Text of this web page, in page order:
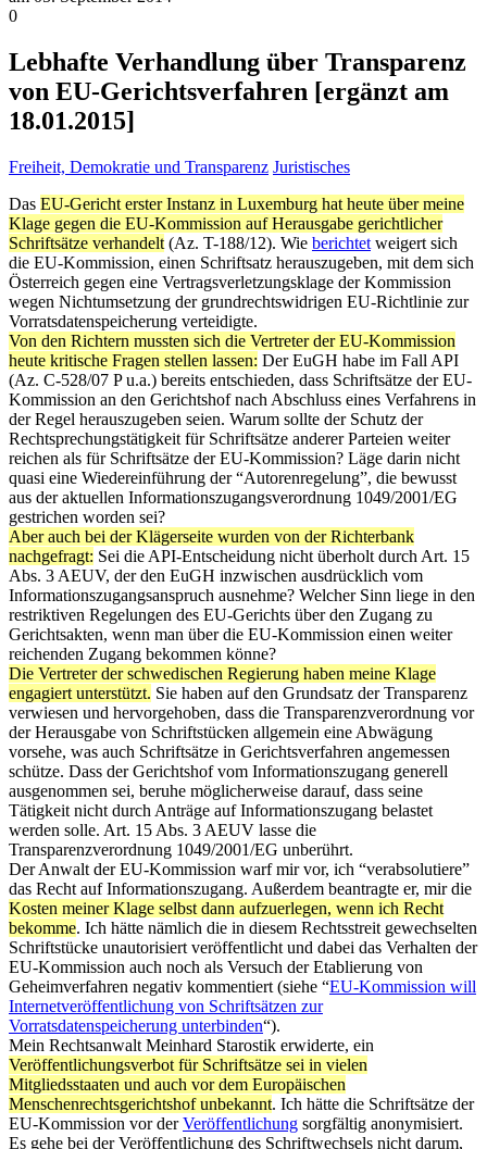
0
Lebhafte Verhandlung über Transparenz
von EU-Gerichtsverfahren [ergänzt am
18.01.2015]
Freiheit, Demokratie und Transparenz Juristisches
Das EU-Gericht erster Instanz in Luxemburg hat heute über meine
Klage gegen die EU-Kommission auf Herausgabe gerichtlicher
Schriftsätze verhandelt (Az. T-188/12). Wie berichtet weigert sich
die EU-Kommission, einen Schriftsatz herauszugeben, mit dem sich
Österreich gegen eine Vertragsverletzungsklage der Kommission
wegen Nichtumsetzung der grundrechtswidrigen EU-Richtlinie zur
Vorratsdatenspeicherung verteidigte.
Von den Richtern mussten sich die Vertreter der EU-Kommission
heute kritische Fragen stellen lassen: Der EuGH habe im Fall API
(Az. C-528/07 P u.a.) bereits entschieden, dass Schriftsätze der EU-
Kommission an den Gerichtshof nach Abschluss eines Verfahrens in
der Regel herauszugeben seien. Warum sollte der Schutz der
Rechtsprechungstätigkeit für Schriftsätze anderer Parteien weiter
reichen als für Schriftsätze der EU-Kommission? Läge darin nicht
quasi eine Wiedereinführung der “Autorenregelung”, die bewusst
aus der aktuellen Informationszugangsverordnung 1049/2001/EG
gestrichen worden sei?
Aber auch bei der Klägerseite wurden von der Richterbank
nachgefragt: Sei die API-Entscheidung nicht überholt durch Art. 15
Abs. 3 AEUV, der den EuGH inzwischen ausdrücklich vom
Informationszugangsanspruch ausnehme? Welcher Sinn liege in den
restriktiven Regelungen des EU-Gerichts über den Zugang zu
Gerichtsakten, wenn man über die EU-Kommission einen weiter
reichenden Zugang bekommen könne?
Die Vertreter der schwedischen Regierung haben meine Klage
engagiert unterstützt. Sie haben auf den Grundsatz der Transparenz
verwiesen und hervorgehoben, dass die Transparenzverordnung vor
der Herausgabe von Schriftstücken allgemein eine Abwägung
vorsehe, was auch Schriftsätze in Gerichtsverfahren angemessen
schütze. Dass der Gerichtshof vom Informationszugang generell
ausgenommen sei, beruhe möglicherweise darauf, dass seine
Tätigkeit nicht durch Anträge auf Informationszugang belastet
werden solle. Art. 15 Abs. 3 AEUV lasse die
Transparenzverordnung 1049/2001/EG unberührt.
Der Anwalt der EU-Kommission warf mir vor, ich “verabsolutiere”
das Recht auf Informationszugang. Außerdem beantragte er, mir die
Kosten meiner Klage selbst dann aufzuerlegen, wenn ich Recht
bekomme. Ich hätte nämlich die in diesem Rechtsstreit gewechselten
Schriftstücke unautorisiert veröffentlicht und dabei das Verhalten der
EU-Kommission auch noch als Versuch der Etablierung von
Geheimverfahren negativ kommentiert (siehe “EU-Kommission will
Internetveröffentlichung von Schriftsätzen zur
Vorratsdatenspeicherung unterbinden“).
Mein Rechtsanwalt Meinhard Starostik erwiderte, ein
Veröffentlichungsverbot für Schriftsätze sei in vielen
Mitgliedsstaaten und auch vor dem Europäischen
Menschenrechtsgerichtshof unbekannt. Ich hätte die Schriftsätze der
EU-Kommission vor derVeröffentlichung sorgfältig anonymisiert.
Es gehe bei der Veröffentlichung des Schriftwechsels nicht darum,